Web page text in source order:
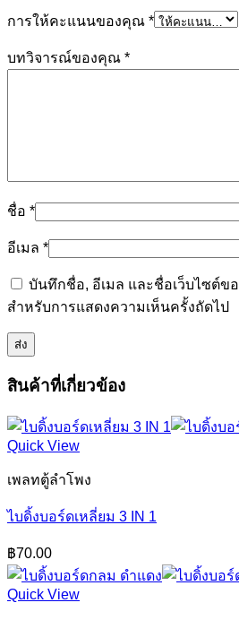
การให้คะแนนของคุณ *
บทวิจารณ์ของคุณ *
ชื่อ *
อีเมล *
บันทึกชื่อ, อีเมล และชื่อเว็บไซต์ข
สำหรับการแสดงความเห็นครั้งถัดไป
สินค้าที่เกี่ยวข้อง
Quick View
เพลทตู้ลำโพง
ไบดิ้งบอร์ดเหลี่ยม 3 IN 1
฿70.00
Quick View